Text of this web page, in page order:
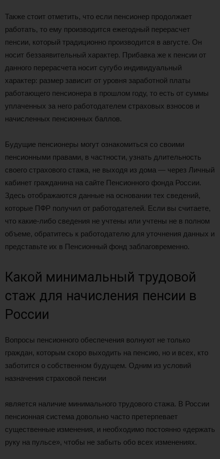
Также стоит отметить, что если пенсионер продолжает
работать, то ему производится ежегодный перерасчет
пенсии, который традиционно производится в августе. Он
носит беззаявительный характер. Прибавка же к пенсии от
данного перерасчета носит сугубо индивидуальный
характер: размер зависит от уровня заработной платы
работающего пенсионера в прошлом году, то есть от суммы
уплаченных за него работодателем страховых взносов и
начисленных пенсионных баллов.
Будущие пенсионеры могут ознакомиться со своими
пенсионными правами, в частности, узнать длительность
своего страхового стажа, не выходя из дома — через Личный
кабинет гражданина на сайте Пенсионного фонда России.
Здесь отображаются данные на основании тех сведений,
которые ПФР получил от работодателей. Если вы считаете,
что какие-либо сведения не учтены или учтены не в полном
объеме, обратитесь к работодателю для уточнения данных и
представьте их в Пенсионный фонд заблаговременно.
Какой минимальный трудовой
стаж для начисления пенсии в
России
Вопросы пенсионного обеспечения волнуют не только
граждан, которым скоро выходить на пенсию, но и всех, кто
заботится о собственном будущем. Одним из условий
назначения страховой пенсии
является наличие минимального трудового стажа. В России
пенсионная система довольно часто претерпевает
существенные изменения, и необходимо постоянно «держать
руку на пульсе», чтобы не забыть обо всех изменениях.